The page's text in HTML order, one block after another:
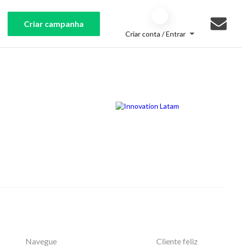
Criar campanha
Criar conta / Entrar
Navegue Cliente feliz